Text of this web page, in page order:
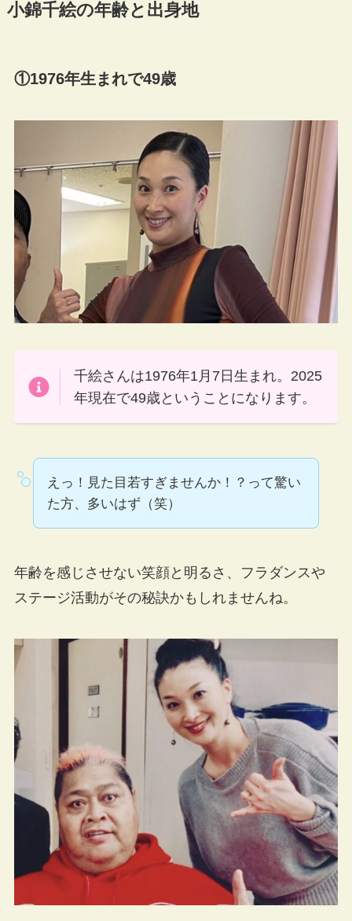
小錦千絵の年齢と出身地
①1976年生まれで49歳
千絵さんは1976年1月7日生まれ。2025
年現在で49歳ということになります。
えっ！見た目若すぎませんか！？って驚い
た方、多いはず（笑）
年齢を感じさせない笑顔と明るさ、フラダンスや
ステージ活動がその秘訣かもしれませんね。